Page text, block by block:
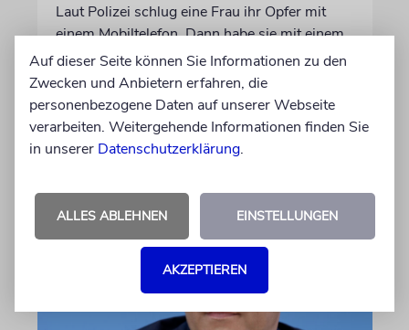
Laut Polizei schlug eine Frau ihr Opfer mit
einem Mobiltelefon. Dann habe sie mit einem
Metallstuhl auf den Mann, der eine Kippa trug,
losgehen wollen
07.08.2026
Auf dieser Seite können Sie Informationen zu den
Zwecken und Anbietern erfahren, die
personenbezogene Daten auf unserer Webseite
verarbeiten. Weitergehende Informationen finden Sie
in unserer Datenschutzerklärung.
ALLES ABLEHNEN EINSTELLUNGEN
AKZEPTIEREN